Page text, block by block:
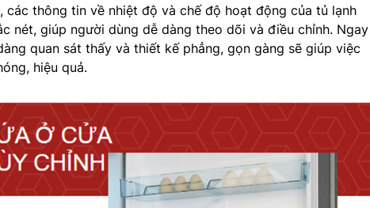
các thông tin về nhiệt độ và chế độ hoạt động của tủ lạnh
nét, giúp người dùng dễ dàng theo dõi và điều chỉnh. Ngay
quan sát thấy và thiết kế phẳng, gọn gàng sẽ giúp việc
hiệu quả.